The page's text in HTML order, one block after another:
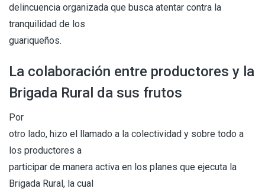
delincuencia organizada que busca atentar contra la
tranquilidad de los
guariqueños.
La colaboración entre productores y la
Brigada Rural da sus frutos
Por
otro lado, hizo el llamado a la colectividad y sobre todo a
los productores a
participar de manera activa en los planes que ejecuta la
Brigada Rural, la cual